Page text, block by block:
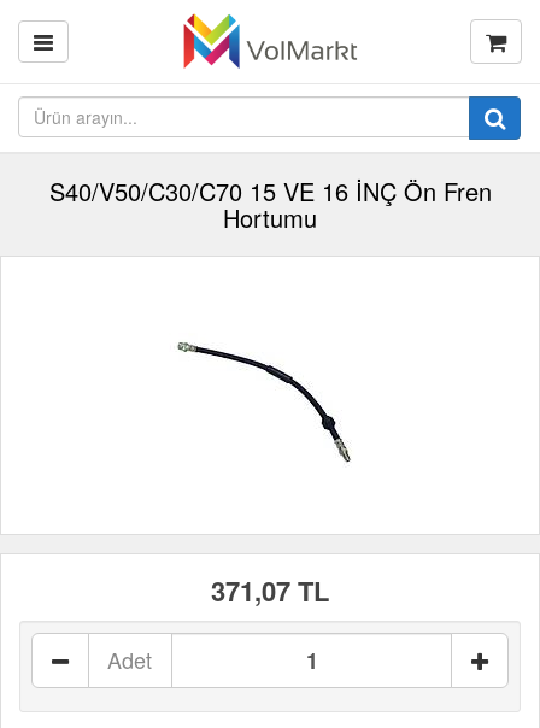
S40/V50/C30/C70 15 VE 16 İNÇ Ön Fren
Hortumu
371,07 TL
Adet